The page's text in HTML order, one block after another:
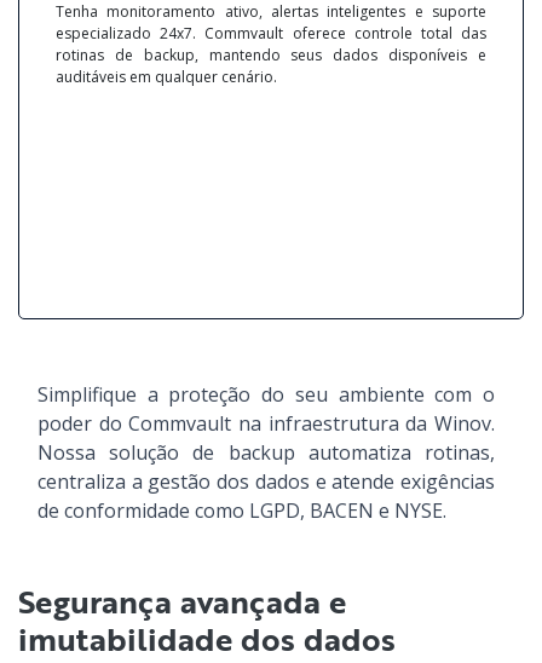
Tenha monitoramento ativo, alertas inteligentes e suporte
especializado 24x7. Commvault oferece controle total das
rotinas de backup, mantendo seus dados disponíveis e
auditáveis em qualquer cenário.
Simplifique a proteção do seu ambiente com o
poder do Commvault na infraestrutura da Winov.
Nossa solução de backup automatiza rotinas,
centraliza a gestão dos dados e atende exigências
de conformidade como LGPD, BACEN e NYSE.
Segurança avançada e
imutabilidade dos dados